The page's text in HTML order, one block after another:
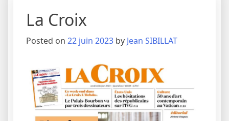
La Croix
Posted on 22 juin 2023 by Jean SIBILLAT